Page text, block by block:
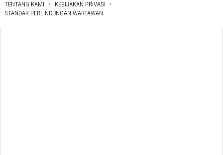
TENTANG KAMI
KEBIJAKAN PRIVASI
STANDAR PERLINDUNGAN WARTAWAN